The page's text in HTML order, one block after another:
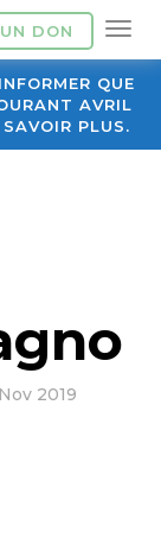
DON
QUE
AVRIL
PLUS.
2019